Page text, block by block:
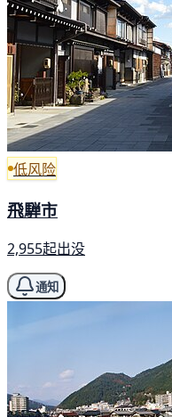
低风险
飛騨市
2,955起出没
通知